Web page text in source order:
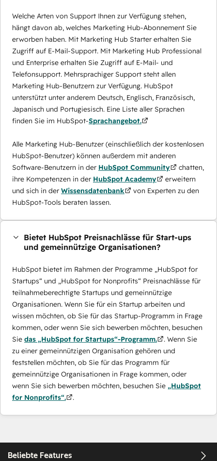
Welche Arten von Support Ihnen zur Verfügung stehen,
hängt davon ab, welches Marketing Hub-Abonnement Sie
erworben haben. Mit Marketing Hub Starter erhalten Sie
Zugriff auf E-Mail-Support. Mit Marketing Hub Professional
und Enterprise erhalten Sie Zugriff auf E-Mail- und
Telefonsupport. Mehrsprachiger Support steht allen
Marketing Hub-Benutzern zur Verfügung. HubSpot
unterstützt unter anderem Deutsch, Englisch, Französisch,
Japanisch und Portugiesisch. Eine Liste aller Sprachen
finden Sie im HubSpot-Sprachangebot.
Alle Marketing Hub-Benutzer (einschließlich der kostenlosen
HubSpot-Benutzer) können außerdem mit anderen
Software-Benutzern in der HubSpot Community
chatten,
ihre Kompetenzen in der HubSpot Academy
erweitern
und sich in der Wissensdatenbank
von Experten zu den
HubSpot-Tools beraten lassen.
Bietet HubSpot Preisnachlässe für Start-ups
und gemeinnützige Organisationen?
HubSpot bietet im Rahmen der Programme „HubSpot for
Startups“ und „HubSpot for Nonprofits“ Preisnachlässe für
teilnahmeberechtigte Startups und gemeinnützige
Organisationen. Wenn Sie für ein Startup arbeiten und
wissen möchten, ob Sie für das Startup-Programm in Frage
kommen, oder wenn Sie sich bewerben möchten, besuchen
Sie das „HubSpot for Startups“-Programm.
. Wenn Sie
zu einer gemeinnützigen Organisation gehören und
feststellen möchten, ob Sie für das Programm für
gemeinnützige Organisationen in Frage kommen, oder
wenn Sie sich bewerben möchten, besuchen Sie „HubSpot
for Nonprofits“.
.
Beliebte Features